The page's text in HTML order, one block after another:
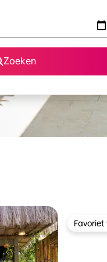
Zoeken